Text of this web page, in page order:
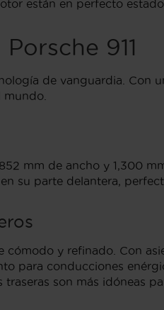
están en perfecto estado.
911
de vanguardia. Con
mm de ancho y 1,300
su parte delantera,
cómodo y refinado. Con
para conducciones
son más idóneas